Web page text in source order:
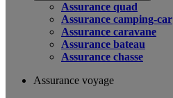
Assurance quad
Assurance camping-car
Assurance caravane
Assurance bateau
Assurance chasse
Assurance voyage